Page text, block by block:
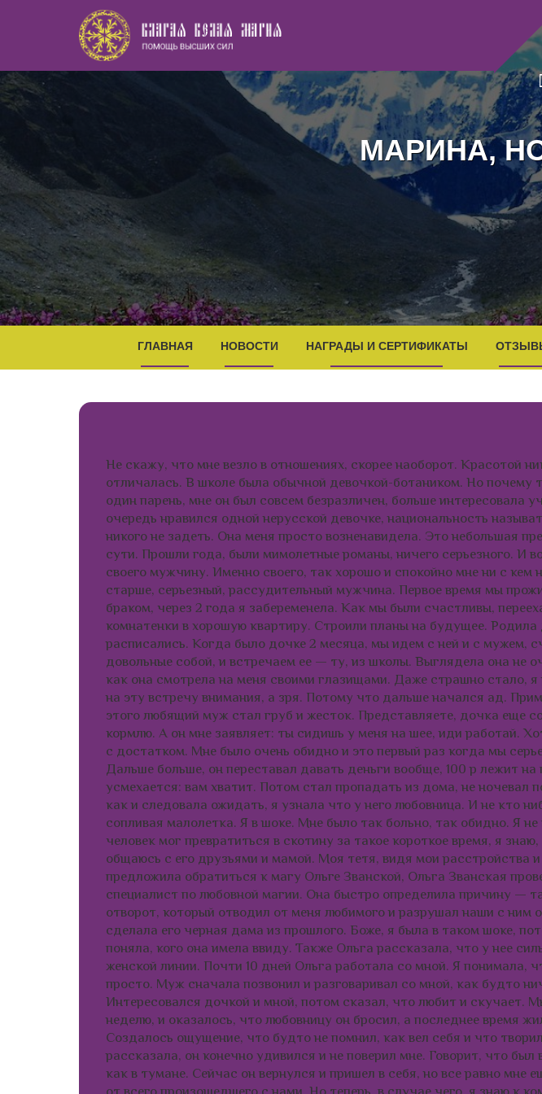
МАРИНА,
ГЛАВНАЯ НОВОСТИ НАГРАДЫ И СЕРТИФИКАТЫ
Не скажу, что мне везло в отношениях, скорее наоборот. Красотой
отличалась. В школе была обычной девочкой-ботаником. Но почему
один парень, мне он был совсем безразличен, больше интересовала
очередь нравился одной нерусской девочке, национальность
никого не задеть. Она меня просто возненавидела. Это небольшая
сути. Прошли года, были мимолетные романы, ничего серьезного. И
своего мужчину. Именно своего, так хорошо и спокойно мне ни с кем
старше, серьезный, рассудительный мужчина. Первое время мы
браком, через 2 года я забеременела. Как мы были счастливы,
комнатенки в хорошую квартиру. Строили планы на будущее.
расписались. Когда было дочке 2 месяца, мы идем с ней и с мужем,
довольные собой, и встречаем ее — ту, из школы. Выглядела она не
как она смотрела на меня своими глазищами. Даже страшно стало,
на эту встречу внимания, а зря. Потому что дальше начался ад.
этого любящий муж стал груб и жесток. Представляете, дочка еще
кормлю. А он мне заявляет: ты сидишь у меня на шее, иди работай.
с достатком. Мне было очень обидно и это первый раз когда мы
Дальше больше, он переставал давать деньги вообще, 100 р лежит
усмехается: вам хватит. Потом стал пропадать из дома, не ночевал
как и следовала ожидать, я узнала что у него любовница. И не кто
сопливая малолетка. Я в шоке. Мне было так больно, так обидно. Я
человек мог превратиться в скотину за такое короткое время, я
общаюсь с его друзьями и мамой. Моя тетя, видя мои расстройства
предложила обратиться к магу Ольге Званской, Ольга Званская
специалист по любовной магии. Она быстро определила причину —
отворот, который отводил от меня любимого и разрушал наши с ним
сделала его черная дама из прошлого. Боже, я была в таком шоке,
поняла, кого она имела ввиду. Также Ольга рассказала, что у нее
женской линии. Почти 10 дней Ольга работала со мной. Я понимала,
просто. Муж сначала позвонил и разговаривал со мной, как будто
Интересовался дочкой и мной, потом сказал, что любит и скучает.
неделю, и оказалось, что любовницу он бросил, а последнее время
Создалось ощущение, что будто не помнил, как вел себя и что
рассказала, он конечно удивился и не поверил мне. Говорит, что был
как в тумане. Сейчас он вернулся и пришел в себя, но все равно мне
от всего произошедшего с нами. Но теперь, в случае чего, я знаю к